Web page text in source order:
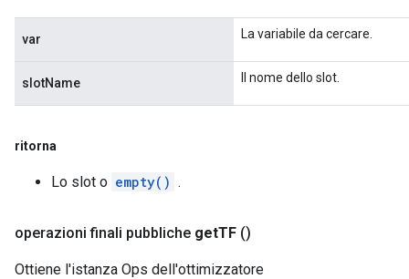
var La variabile da cercare.
slotName Il nome dello slot.
ritorna
Lo slot o empty() .
operazioni finali pubbliche getTF ()
Ottiene l'istanza Ops dell'ottimizzatore